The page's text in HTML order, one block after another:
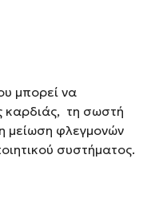
μπορεί να
καρδιάς, τη σωστή
μείωση φλεγμονών
συστήματος.